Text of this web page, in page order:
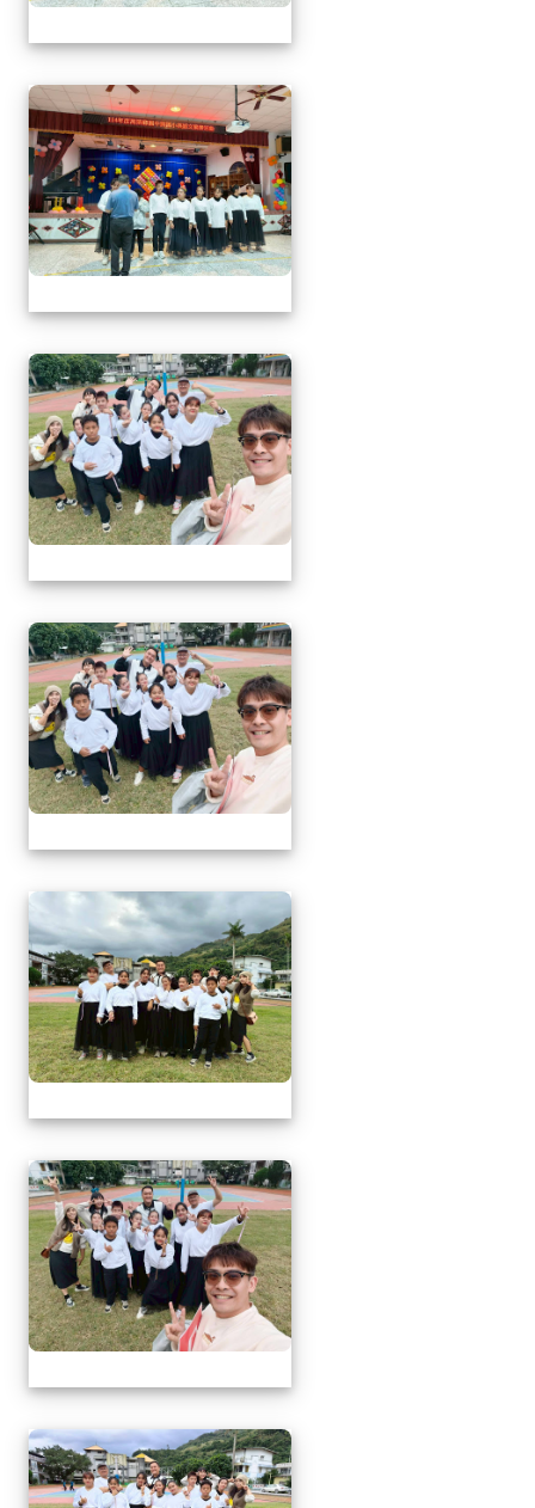
1141217萬榮鄉英語文
1141217萬榮鄉英語文
1141217萬榮鄉英語文
1141217萬榮鄉英語文
1141217萬榮鄉英語文
1141217萬榮鄉英語文